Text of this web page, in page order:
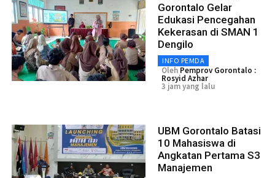
Gorontalo Gelar
Edukasi Pencegahan
Kekerasan di SMAN 1
Dengilo
INFO PEMDA
Oleh Pemprov Gorontalo :
Rosyid Azhar
3 jam yang lalu
UBM Gorontalo Batasi
10 Mahasiswa di
Angkatan Pertama S3
Manajemen